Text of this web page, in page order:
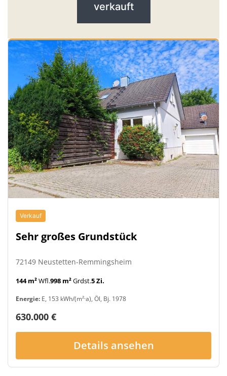
verkauft
Verkauf
Sehr großes Grundstück
72149 Neustetten-Remmingsheim
144 m²Wfl.998 m²Grdst.5 Zi.
Energie: E, 153 kWh/(m²·a), Öl, Bj. 1978
630.000 €
Details ansehen